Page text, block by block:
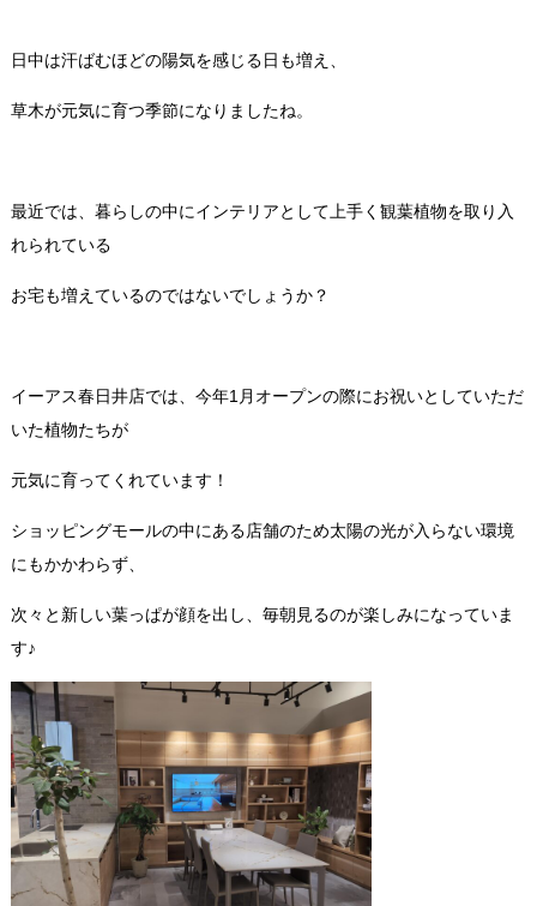
日中は汗ばむほどの陽気を感じる日も増え、
草木が元気に育つ季節になりましたね。
最近では、暮らしの中にインテリアとして上手く観葉植物を取り入
れられている
お宅も増えているのではないでしょうか？
イーアス春日井店では、今年1月オープンの際にお祝いとしていただ
いた植物たちが
元気に育ってくれています！
ショッピングモールの中にある店舗のため太陽の光が入らない環境
にもかかわらず、
次々と新しい葉っぱが顔を出し、毎朝見るのが楽しみになっていま
す♪